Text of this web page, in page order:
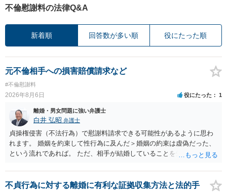
不倫慰謝料の法律Q&A
新着順 回答数が多い順 役にたった順
元不倫相手への損害賠償請求など
#不倫慰謝料
2026年8月6日 役にたった 1
離婚・男女問題に強い弁護士
白井 弘昭 弁護士
貞操権侵害（不法行為）で慰謝料請求できる可能性があるように思わ
れます。 婚姻を約束して性行為に及んだ＞婚姻の約束は虚偽だった、
という流れであれば。 ただ、相手が結婚していることを知って行為に
性も認められそうですので、あまり慰謝料は高額にならないように思
われます。 一度、最寄りの弁護士に相談してみてください。
不貞行為に対する離婚に有利な証拠収集方法と法的手